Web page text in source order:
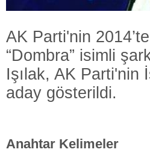
AK Parti'nin
“Dombra” isimli
Işılak, AK Parti'nin
aday gösterildi.
Anahtar Kelimeler